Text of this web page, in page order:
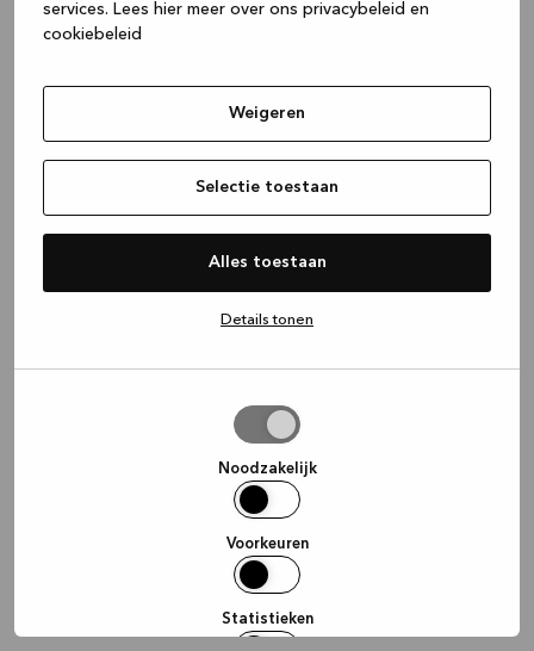
services. Lees hier meer over ons privacybeleid en
cookiebeleid
Weigeren
Selectie toestaan
Alles toestaan
Details tonen
Noodzakelijk
Voorkeuren
Statistieken
(see the browser console for more
information).